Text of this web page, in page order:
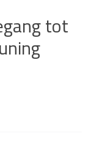
tot